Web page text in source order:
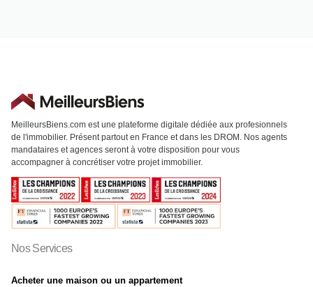
MeilleursBiens.com est une plateforme digitale dédiée aux profesionnels
de l'immobilier. Présent partout en France et dans les DROM. Nos agents
mandataires et agences seront à votre disposition pour vous
accompagner à concrétiser votre projet immobilier.
Nos Services
Acheter une maison ou un appartement